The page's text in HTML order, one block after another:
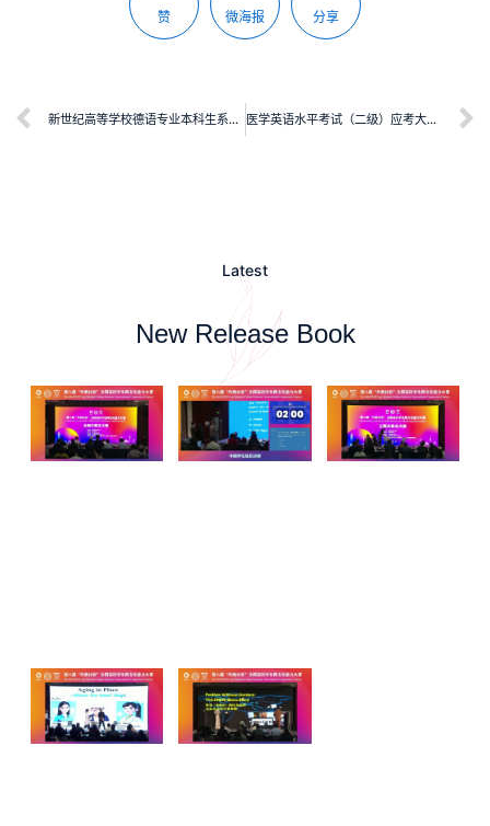
赞 微海报 分享
新世纪高等学校德语专业本科生系列教材：高级德语1（第二版） 医学英语水平考试（二级）应考大全（第3版）
Latest
New Release Book